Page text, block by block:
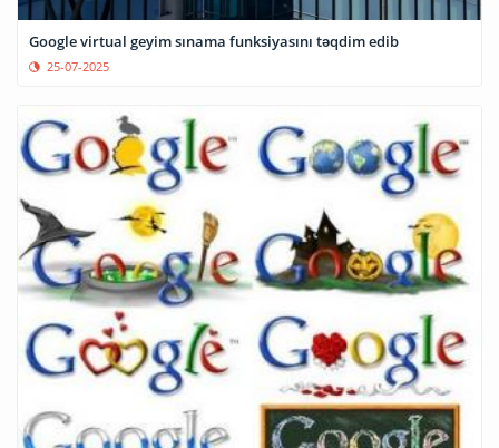
Google virtual geyim sınama funksiyasını təqdim edib
25-07-2025